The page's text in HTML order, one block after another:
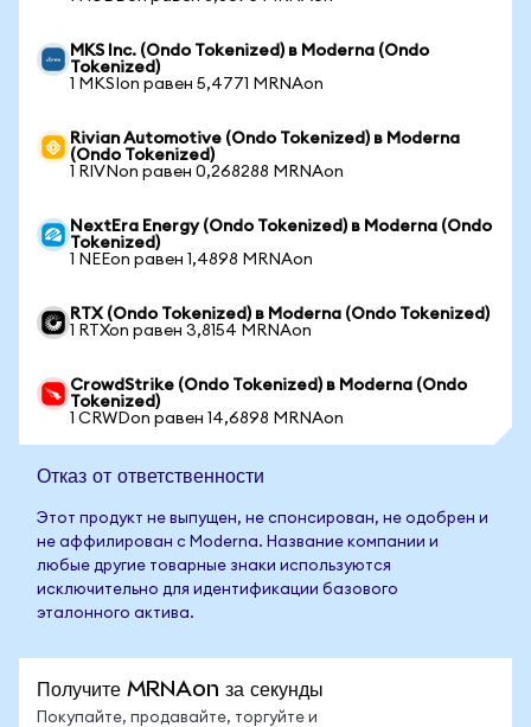
MKS Inc. (Ondo Tokenized) в Moderna (Ondo
Tokenized)
1 MKSIon равен 5,4771 MRNAon
Rivian Automotive (Ondo Tokenized) в Moderna
(Ondo Tokenized)
1 RIVNon равен 0,268288 MRNAon
NextEra Energy (Ondo Tokenized) в Moderna (Ondo
Tokenized)
1 NEEon равен 1,4898 MRNAon
RTX (Ondo Tokenized) в Moderna (Ondo Tokenized)
1 RTXon равен 3,8154 MRNAon
CrowdStrike (Ondo Tokenized) в Moderna (Ondo
Tokenized)
1 CRWDon равен 14,6898 MRNAon
Отказ от ответственности
Этот продукт не выпущен, не спонсирован, не одобрен и
не аффилирован с Moderna. Название компании и
любые другие товарные знаки используются
исключительно для идентификации базового
эталонного актива.
Получите MRNAon за секунды
Покупайте, продавайте, торгуйте и